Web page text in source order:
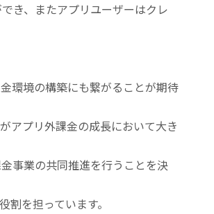
き、またアプリユーザーはクレ
環境の構築にも繋がることが期待
アプリ外課金の成長において大き
事業の共同推進を行うことを決
を担っています。